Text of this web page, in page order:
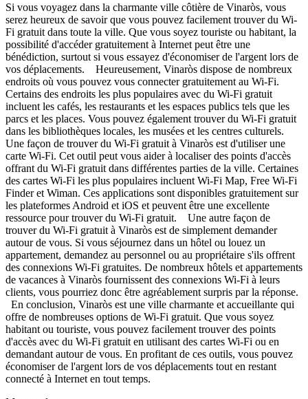
Si vous voyagez dans la charmante ville côtière de Vinaròs, vous
serez heureux de savoir que vous pouvez facilement trouver du Wi-
Fi gratuit dans toute la ville. Que vous soyez touriste ou habitant, la
possibilité d'accéder gratuitement à Internet peut être une
bénédiction, surtout si vous essayez d'économiser de l'argent lors de
vos déplacements. Heureusement, Vinaròs dispose de nombreux
endroits où vous pouvez vous connecter gratuitement au Wi-Fi.
Certains des endroits les plus populaires avec du Wi-Fi gratuit
incluent les cafés, les restaurants et les espaces publics tels que les
parcs et les places. Vous pouvez également trouver du Wi-Fi gratuit
dans les bibliothèques locales, les musées et les centres culturels.
Une façon de trouver du Wi-Fi gratuit à Vinaròs est d'utiliser une
carte Wi-Fi. Cet outil peut vous aider à localiser des points d'accès
offrant du Wi-Fi gratuit dans différentes parties de la ville. Certaines
des cartes Wi-Fi les plus populaires incluent Wi-Fi Map, Free Wi-Fi
Finder et Wiman. Ces applications sont disponibles gratuitement sur
les plateformes Android et iOS et peuvent être une excellente
ressource pour trouver du Wi-Fi gratuit. Une autre façon de
trouver du Wi-Fi gratuit à Vinaròs est de simplement demander
autour de vous. Si vous séjournez dans un hôtel ou louez un
appartement, demandez au personnel ou au propriétaire s'ils offrent
des connexions Wi-Fi gratuites. De nombreux hôtels et appartements
de vacances à Vinaròs fournissent des connexions Wi-Fi à leurs
clients, vous pourriez donc être agréablement surpris par la réponse.
En conclusion, Vinaròs est une ville charmante et accueillante qui
offre de nombreuses options de Wi-Fi gratuit. Que vous soyez
habitant ou touriste, vous pouvez facilement trouver des points
d'accès avec du Wi-Fi gratuit en utilisant des cartes Wi-Fi ou en
demandant autour de vous. En profitant de ces outils, vous pouvez
économiser de l'argent lors de vos déplacements tout en restant
connecté à Internet en tout temps.